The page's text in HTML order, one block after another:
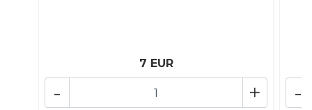
7 EUR
+
- -